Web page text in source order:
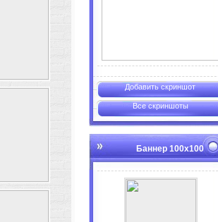
Добавить скриншот
Все скриншоты
Баннер 100х100